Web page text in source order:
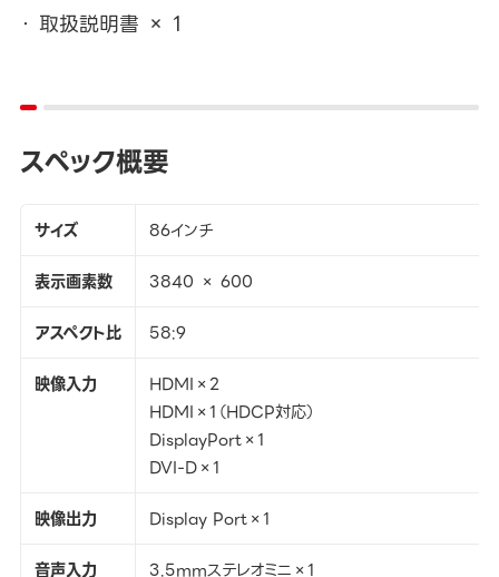
取扱説明書 × 1
スペック概要
サイズ
86インチ
表示画素数
3840 × 600
アスペクト比
58:9
映像入力
HDMI×2
HDMI×1（HDCP対応）
DisplayPort×1
DVI-D×1
映像出力
Display Port×1
音声入力
3.5mmステレオミニ×1